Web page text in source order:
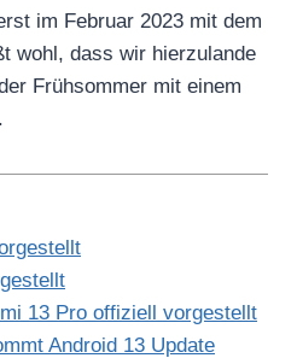
im Februar 2023 mit dem
wohl, dass wir hierzulande
Frühsommer mit einem
13 Pro offiziell vorgestellt
Android 13 Update